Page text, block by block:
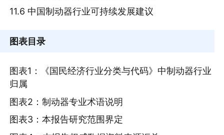
11.6 中国制动器行业可持续发展建议
图表目录
图表1：《国民经济行业分类与代码》中制动器行业
归属
图表2：制动器专业术语说明
图表3：本报告研究范围界定